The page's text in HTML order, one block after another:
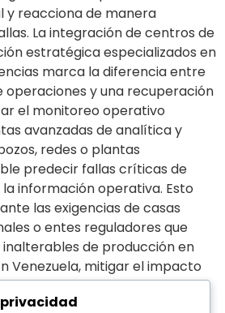
y reacciona de manera
La integración de centros de
estratégica especializados en
marca la diferencia entre
operaciones y una recuperación
el monitoreo operativo
avanzadas de analítica y
redes o plantas
predecir fallas críticas de
información operativa. Esto
las exigencias de casas
o entes reguladores que
de producción en
Venezuela, mitigar el impacto
contingencias severas
humano adecuado con
privacidad